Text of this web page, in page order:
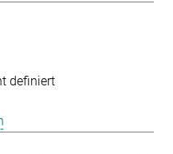
definiert